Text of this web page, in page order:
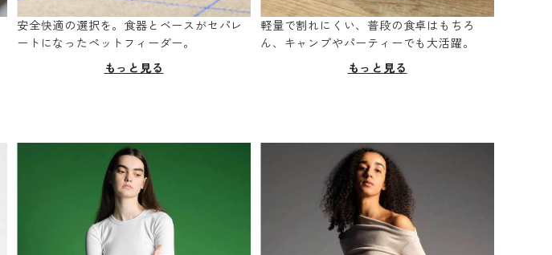
安全快適の選択を。食器とベースがセパレ
ートになったペットフィーダー。
もっと見る
軽量で割れにくい、普段の食卓はもちろ
ん、キャンプやパーティーでも大活躍。
もっと見る